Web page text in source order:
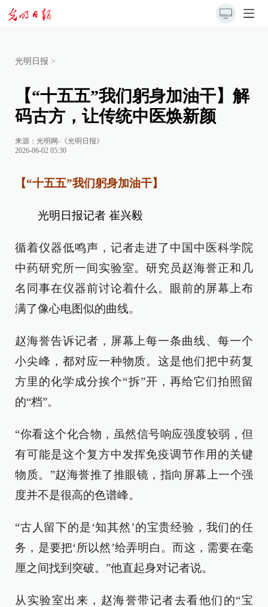
光明日报 >
【“十五五”我们躬身加油干】解
码古方，让传统中医焕新颜
来源： 光明网-《光明日报》
2026-06-02 05:30
【“十五五”我们躬身加油干】
光明日报记者 崔兴毅
循着仪器低鸣声，记者走进了中国中医科学院
中药研究所一间实验室。研究员赵海誉正和几
名同事在仪器前讨论着什么。眼前的屏幕上布
满了像心电图似的曲线。
赵海誉告诉记者，屏幕上每一条曲线、每一个
小尖峰，都对应一种物质。这是他们把中药复
方里的化学成分挨个“拆”开，再给它们拍照留
的“档”。
“你看这个化合物，虽然信号响应强度较弱，但
有可能是这个复方中发挥免疫调节作用的关键
物质。”赵海誉推了推眼镜，指向屏幕上一个强
度并不是很高的色谱峰。
“古人留下的是‘知其然’的宝贵经验，我们的任
务，是要把‘所以然’给弄明白。而这，需要在毫
厘之间找到突破。”他直起身对记者说。
从实验室出来，赵海誉带记者去看他们的“宝